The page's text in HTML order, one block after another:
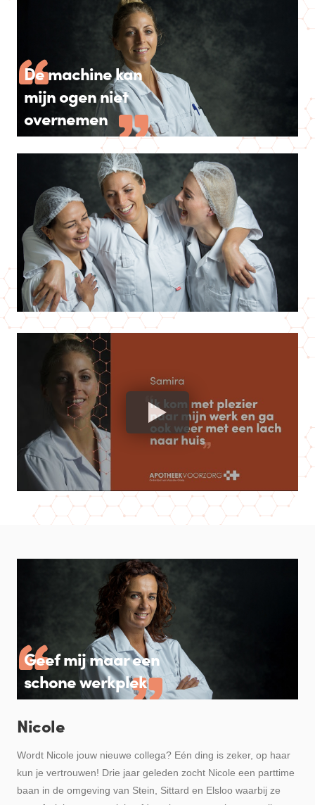
De machine kan
mijn ogen niet
overnemen
Geef mij maar een
schone werkplek
Nicole
Wordt Nicole jouw nieuwe collega? Eén ding is zeker, op haar
kun je vertrouwen! Drie jaar geleden zocht Nicole een parttime
baan in de omgeving van Stein, Sittard en Elsloo waarbij ze